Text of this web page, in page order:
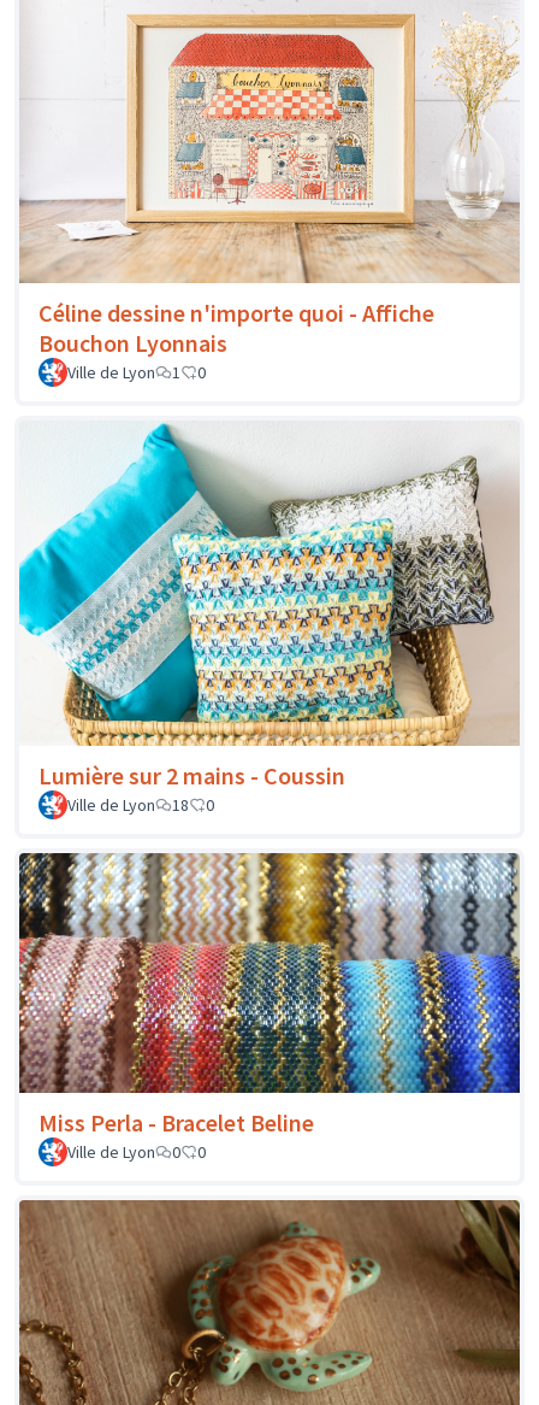
Céline dessine n'importe quoi - Affiche
Bouchon Lyonnais
Ville de Lyon 1 0
Lumière sur 2 mains - Coussin
Ville de Lyon 18 0
Miss Perla - Bracelet Beline
Ville de Lyon 0 0